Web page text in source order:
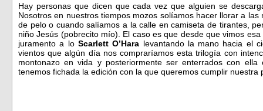
Hay personas que dicen que cada vez que alguien se
Nosotros en nuestros tiempos mozos solíamos hacer llorar a
de pelo o cuando salíamos a la calle en camiseta de tirantes,
niño Jesús (pobrecito mío). El caso es que desde que vimos
juramento a lo Scarlett O’Hara levantando la mano hacia el
vientos que algún día nos compraríamos esta trilogía con
montonazo en vida y posteriormente ser enterrados con
tenemos fichada la edición con la que queremos cumplir